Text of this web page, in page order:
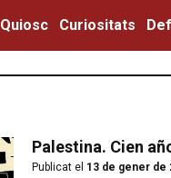
Quiosc Curiositats
Palestina. Cien
Publicat el 13 de gener de